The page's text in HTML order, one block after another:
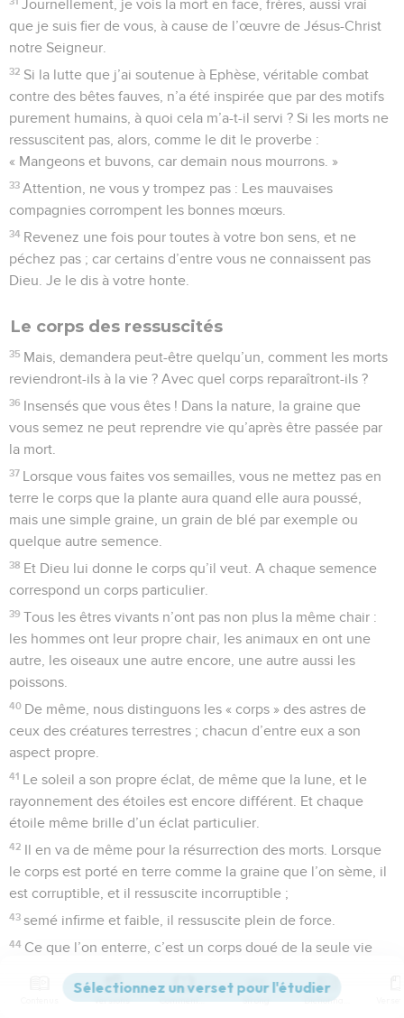
Journellement, je vois la mort en face, frères, aussi vrai
que je suis fier de vous, à cause de l’œuvre de Jésus-Christ
notre Seigneur.
32 Si la lutte que j’ai soutenue à Ephèse, véritable combat
contre des bêtes fauves, n’a été inspirée que par des motifs
purement humains, à quoi cela m’a-t-il servi ? Si les morts ne
ressuscitent pas, alors, comme le dit le proverbe :
« Mangeons et buvons, car demain nous mourrons. »
33 Attention, ne vous y trompez pas : Les mauvaises
compagnies corrompent les bonnes mœurs.
34 Revenez une fois pour toutes à votre bon sens, et ne
péchez pas ; car certains d’entre vous ne connaissent pas
Dieu. Je le dis à votre honte.
Le corps des ressuscités
35 Mais, demandera peut-être quelqu’un, comment les morts
reviendront-ils à la vie ? Avec quel corps reparaîtront-ils ?
36 Insensés que vous êtes ! Dans la nature, la graine que
vous semez ne peut reprendre vie qu’après être passée par
la mort.
37 Lorsque vous faites vos semailles, vous ne mettez pas en
terre le corps que la plante aura quand elle aura poussé,
mais une simple graine, un grain de blé par exemple ou
quelque autre semence.
38 Et Dieu lui donne le corps qu’il veut. A chaque semence
correspond un corps particulier.
39 Tous les êtres vivants n’ont pas non plus la même chair :
les hommes ont leur propre chair, les animaux en ont une
autre, les oiseaux une autre encore, une autre aussi les
poissons.
40 De même, nous distinguons les « corps » des astres de
ceux des créatures terrestres ; chacun d’entre eux a son
aspect propre.
41 Le soleil a son propre éclat, de même que la lune, et le
rayonnement des étoiles est encore différent. Et chaque
étoile même brille d’un éclat particulier.
42 Il en va de même pour la résurrection des morts. Lorsque
le corps est porté en terre comme la graine que l’on sème, il
est corruptible, et il ressuscite incorruptible ;
43 semé infirme et faible, il ressuscite plein de force.
44 Ce que l’on enterre, c’est un corps doué de la seule vie
l’Esprit de Dieu. Aussi vrai qu’il existe un corps doté de la
Versions Commentaires Strong